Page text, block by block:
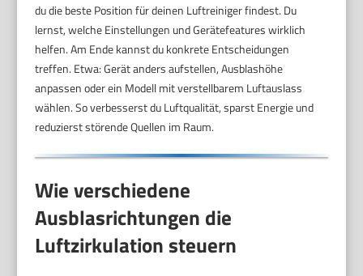
du die beste Position für deinen Luftreiniger findest. Du
lernst, welche Einstellungen und Gerätefeatures wirklich
helfen. Am Ende kannst du konkrete Entscheidungen
treffen. Etwa: Gerät anders aufstellen, Ausblashöhe
anpassen oder ein Modell mit verstellbarem Luftauslass
wählen. So verbesserst du Luftqualität, sparst Energie und
reduzierst störende Quellen im Raum.
Wie verschiedene
Ausblasrichtungen die
Luftzirkulation steuern